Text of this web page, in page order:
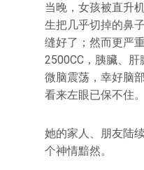
当晚，女孩被直升
生把几乎切掉的鼻
缝好了；然而更严
2500CC，胰臟、
微脑震荡，幸好脑
看来左眼已保不住。
她的家人、朋友陆
个神情黯然。